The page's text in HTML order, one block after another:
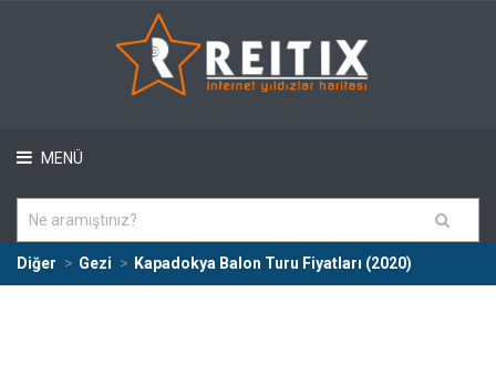
MENÜ
Diğer Gezi Kapadokya Balon Turu Fiyatları (2020)